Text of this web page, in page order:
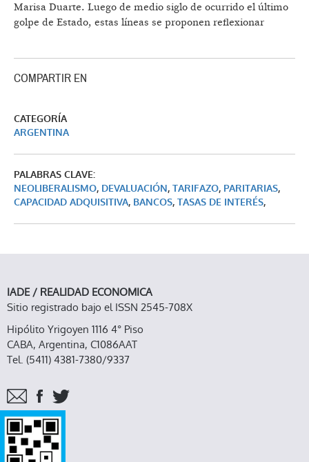
Marisa Duarte. Luego de medio siglo de ocurrido el último
golpe de Estado, estas líneas se proponen reflexionar
COMPARTIR EN
CATEGORÍA
ARGENTINA
PALABRAS CLAVE:
NEOLIBERALISMO, DEVALUACIÓN, TARIFAZO, PARITARIAS,
CAPACIDAD ADQUISITIVA, BANCOS, TASAS DE INTERÉS,
IADE / REALIDAD ECONOMICA
Sitio registrado bajo el ISSN 2545-708X
Hipólito Yrigoyen 1116 4° Piso
CABA, Argentina, C1086AAT
Tel. (5411) 4381-7380/9337